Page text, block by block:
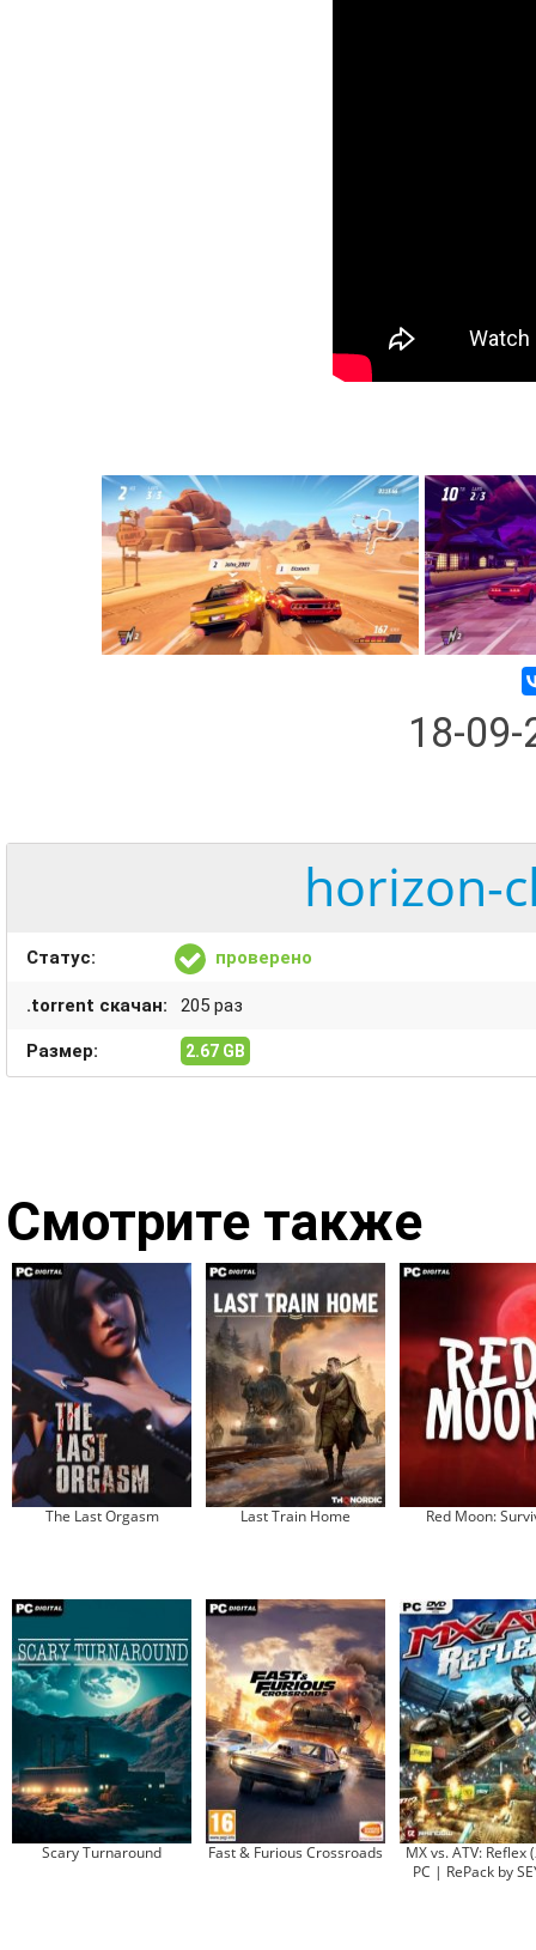
18-
horizon-
Статус: проверено
.torrent скачан: 205 раз
Размер: 2.67 GB
Смотрите также
The Last Orgasm Last Train Home Red Moon:
Scary Turnaround Fast & Furious Crossroads
MX vs. ATV: Reflex
PC | RePack by